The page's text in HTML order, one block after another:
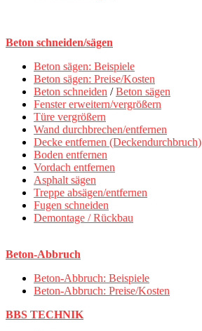
Beton schneiden/sägen
Beton sägen: Beispiele
Beton sägen: Preise/Kosten
Beton schneiden /Beton sägen
Fenster erweitern/vergrößern
Türe vergrößern
Wand durchbrechen/entfernen
Decke entfernen (Deckendurchbruch)
Boden entfernen
Vordach entfernen
Asphalt sägen
Treppe absägen/entfernen
Fugen schneiden
Demontage / Rückbau
Beton-Abbruch
Beton-Abbruch: Beispiele
Beton-Abbruch: Preise/Kosten
BBS TECHNIK